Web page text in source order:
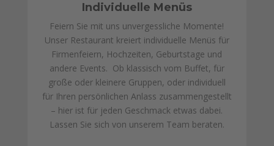
Individuelle Menüs
Feiern Sie mit uns unvergessliche Momente!
Unser Restaurant kreiert individuelle Menüs für
Firmenfeiern, Hochzeiten, Geburtstage und
andere Events. Ob klassisch vom Buffet, für
große oder kleinere Gruppen, oder individuell
für Ihren persönlichen Anlass zusammengestellt
– hier ist für jeden Geschmack etwas dabei.
Lassen Sie sich von unserem Team beraten.